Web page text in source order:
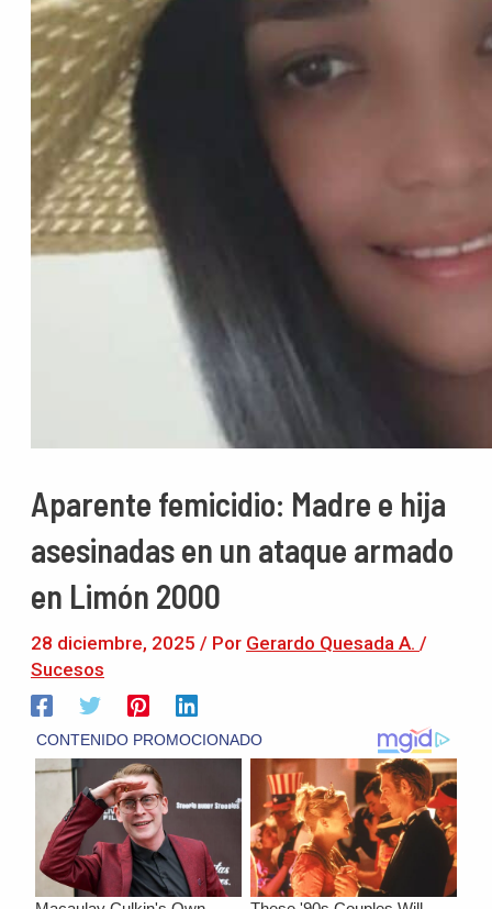
Aparente femicidio: Madre e hija
asesinadas en un ataque armado
en Limón 2000
28 diciembre, 2025 / Por Gerardo Quesada A. /
Sucesos